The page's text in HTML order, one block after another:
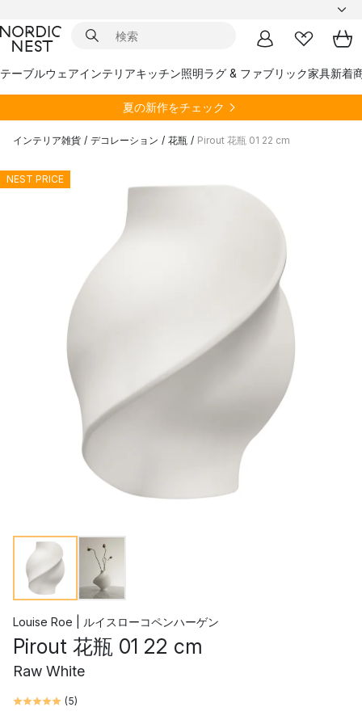
テーブルウェアインテリアキッチン照明ラグ & ファブリック家具新着
夏の新作をチェック
インテリア雑貨 / デコレーション / 花瓶 / Pirout 花瓶 01 22 cm
NEST PRICE
Louise Roe | ルイスローコペンハーゲン
Pirout 花瓶 01 22 cm
Raw White
(5)